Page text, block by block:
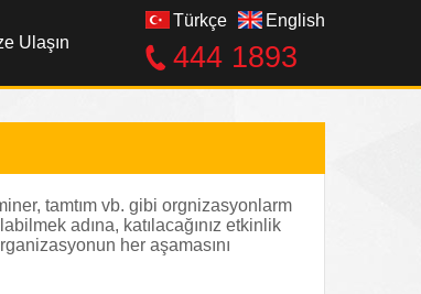
Türkçe English
444 1893
Ulaşın
tamtım vb. gibi orgnizasyonlarm
adına, katılacağınız etkinlik
her aşamasını